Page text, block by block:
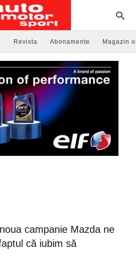
Revista Abonamente Magazin
campanie Mazda ne
că iubim să